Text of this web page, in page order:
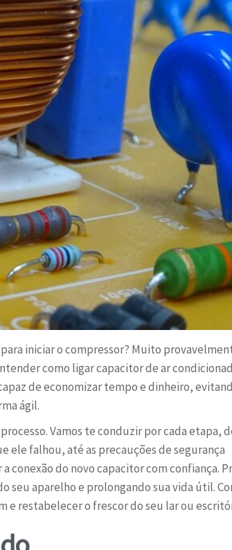
iniciar o compressor? Muito
como ligar capacitor de ar
de economizar tempo e dinheiro,
ágil.
Vamos te conduzir por cada etapa,
ele falhou, até as precauções de segurança
conexão do novo capacitor com confiança.
seu aparelho e prolongando sua vida útil.
e restabelecer o frescor do seu lar ou